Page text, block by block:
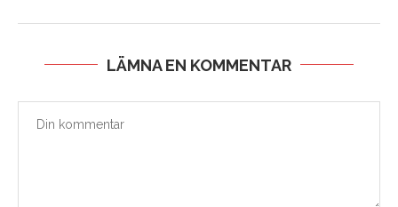
LÄMNA EN KOMMENTAR